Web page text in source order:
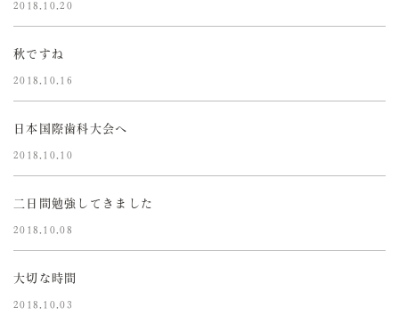
2018.10.20
秋ですね
2018.10.16
日本国際歯科大会へ
2018.10.10
二日間勉強してきました
2018.10.08
大切な時間
2018.10.03